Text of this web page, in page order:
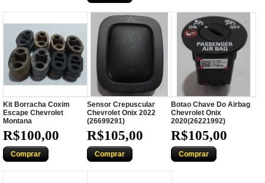
Kit Borracha Coxim
Escape Chevrolet
Montana
R$100,00
Comprar
Sensor Crepuscular
Chevrolet Onix 2022
(26699291)
R$105,00
Comprar
Botao Chave Do Airbag
Chevrolet Onix
2020(26221992)
R$105,00
Comprar